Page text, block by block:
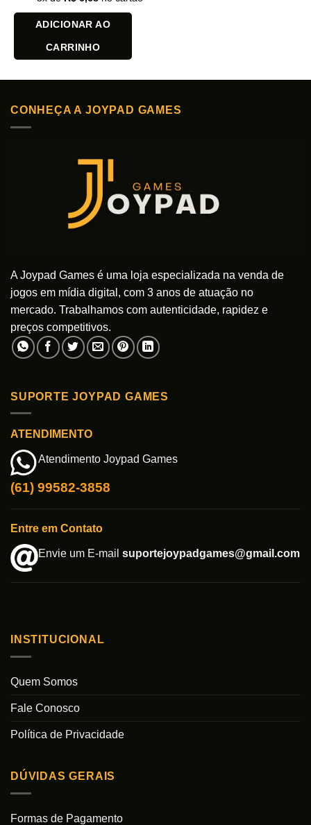
ADICIONAR AO
CARRINHO
CONHEÇA A JOYPAD GAMES
A Joypad Games é uma loja especializada na venda de
jogos em mídia digital, com 3 anos de atuação no
mercado. Trabalhamos com autenticidade, rapidez e
preços competitivos.
SUPORTE JOYPAD GAMES
ATENDIMENTO
Atendimento Joypad Games
(61) 99582-3858
Entre em Contato
Envie um E-mail suportejoypadgames@gmail.com
INSTITUCIONAL
Quem Somos
Fale Conosco
Política de Privacidade
DÚVIDAS GERAIS
Formas de Pagamento